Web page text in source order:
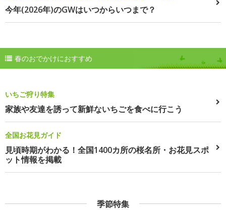
今年(2026年)のGWはいつからいつまで？
春のおでかけにおすすめ
いちご狩り特集
家族や友達を誘って新鮮ないちごを食べに行こう
全国お花見ガイド
見頃時期がわかる！全国1400カ所の桜名所・お花見スポ
ット情報を掲載
季節特集